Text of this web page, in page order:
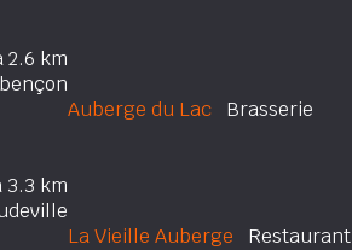
2.6 km
Auberge du Lac Brasserie
3.3 km
La Vieille Auberge Restaurant